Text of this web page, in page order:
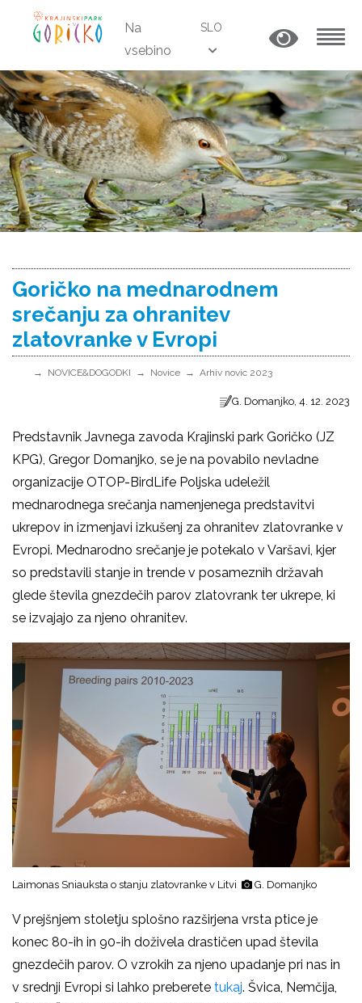
Na
vsebino
SLO
Goričko na mednarodnem
srečanju za ohranitev
zlatovranke v Evropi
NOVICE&DOGODKI Novice Arhiv novic 2023
G. Domanjko, 4. 12. 2023
Predstavnik Javnega zavoda Krajinski park Goričko (JZ
KPG), Gregor Domanjko, se je na povabilo nevladne
organizacije OTOP-BirdLife Poljska udeležil
mednarodnega srečanja namenjenega predstavitvi
ukrepov in izmenjavi izkušenj za ohranitev zlatovranke v
Evropi. Mednarodno srečanje je potekalo v Varšavi, kjer
so predstavili stanje in trende v posameznih državah
glede števila gnezdečih parov zlatovrank ter ukrepe, ki
se izvajajo za njeno ohranitev.
Laimonas Sniauksta o stanju zlatovranke v Litvi G. Domanjko
V prejšnjem stoletju splošno razširjena vrsta ptice je
konec 80-ih in 90-ih doživela drastičen upad števila
gnezdečih parov. O vzrokih za njeno upadanje pri nas in
v srednji Evropi si lahko preberete tukaj. Švica, Nemčija,